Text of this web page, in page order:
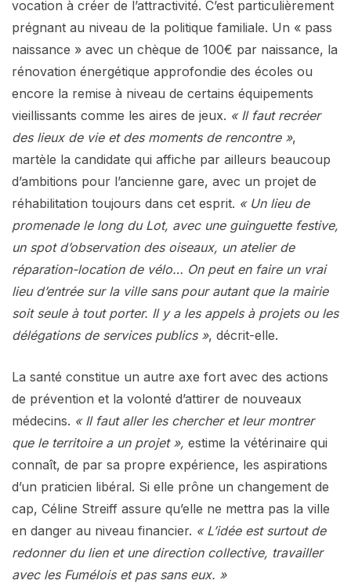
vocation à créer de l’attractivité. C’est particulièrement
prégnant au niveau de la politique familiale. Un « pass
naissance » avec un chèque de 100€ par naissance, la
rénovation énergétique approfondie des écoles ou
encore la remise à niveau de certains équipements
vieillissants comme les aires de jeux. « Il faut recréer
des lieux de vie et des moments de rencontre »,
martèle la candidate qui affiche par ailleurs beaucoup
d’ambitions pour l’ancienne gare, avec un projet de
réhabilitation toujours dans cet esprit. « Un lieu de
promenade le long du Lot, avec une guinguette festive,
un spot d’observation des oiseaux, un atelier de
réparation-location de vélo… On peut en faire un vrai
lieu d’entrée sur la ville sans pour autant que la mairie
soit seule à tout porter. Il y a les appels à projets ou les
délégations de services publics », décrit-elle.
La santé constitue un autre axe fort avec des actions
de prévention et la volonté d’attirer de nouveaux
médecins. « Il faut aller les chercher et leur montrer
que le territoire a un projet », estime la vétérinaire qui
connaît, de par sa propre expérience, les aspirations
d’un praticien libéral. Si elle prône un changement de
cap, Céline Streiff assure qu’elle ne mettra pas la ville
en danger au niveau financier. « L’idée est surtout de
redonner du lien et une direction collective, travailler
avec les Fumélois et pas sans eux. »